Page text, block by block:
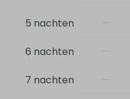
Toilet
5 nachten
6 nachten
7 nachten